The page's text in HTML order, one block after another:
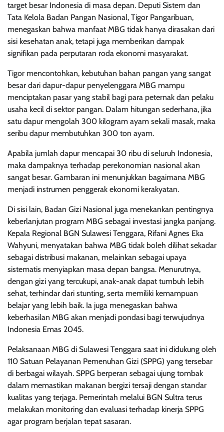
target besar Indonesia di masa depan. Deputi Sistem dan
Tata Kelola Badan Pangan Nasional, Tigor Pangaribuan,
menegaskan bahwa manfaat MBG tidak hanya dirasakan dari
sisi kesehatan anak, tetapi juga memberikan dampak
signifikan pada perputaran roda ekonomi masyarakat.
Tigor mencontohkan, kebutuhan bahan pangan yang sangat
besar dari dapur-dapur penyelenggara MBG mampu
menciptakan pasar yang stabil bagi para peternak dan pelaku
usaha kecil di sektor pangan. Dalam hitungan sederhana, jika
satu dapur mengolah 300 kilogram ayam sekali masak, maka
seribu dapur membutuhkan 300 ton ayam.
Apabila jumlah dapur mencapai 30 ribu di seluruh Indonesia,
maka dampaknya terhadap perekonomian nasional akan
sangat besar. Gambaran ini menunjukkan bagaimana MBG
menjadi instrumen penggerak ekonomi kerakyatan.
Di sisi lain, Badan Gizi Nasional juga menekankan pentingnya
keberlanjutan program MBG sebagai investasi jangka panjang.
Kepala Regional BGN Sulawesi Tenggara, Rifani Agnes Eka
Wahyuni, menyatakan bahwa MBG tidak boleh dilihat sekadar
sebagai distribusi makanan, melainkan sebagai upaya
sistematis menyiapkan masa depan bangsa. Menurutnya,
dengan gizi yang tercukupi, anak-anak dapat tumbuh lebih
sehat, terhindar dari stunting, serta memiliki kemampuan
belajar yang lebih baik. Ia juga menegaskan bahwa
keberhasilan MBG akan menjadi pondasi bagi terwujudnya
Indonesia Emas 2045.
Pelaksanaan MBG di Sulawesi Tenggara saat ini didukung oleh
110 Satuan Pelayanan Pemenuhan Gizi (SPPG) yang tersebar
di berbagai wilayah. SPPG berperan sebagai ujung tombak
dalam memastikan makanan bergizi tersaji dengan standar
kualitas yang terjaga. Pemerintah melalui BGN Sultra terus
melakukan monitoring dan evaluasi terhadap kinerja SPPG
agar program berjalan tepat sasaran.